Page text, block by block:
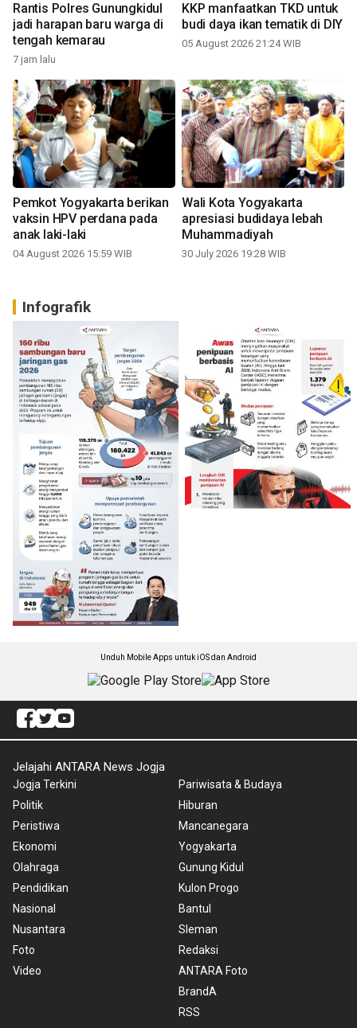
Rantis Polres Gunungkidul
jadi harapan baru warga di
tengah kemarau
7 jam lalu
KKP manfaatkan TKD untuk
budi daya ikan tematik di DIY
05 August 2026 21:24 WIB
Pemkot Yogyakarta berikan
vaksin HPV perdana pada
anak laki-laki
04 August 2026 15:59 WIB
Wali Kota Yogyakarta
apresiasi budidaya lebah
Muhammadiyah
30 July 2026 19:28 WIB
Infografik
Unduh Mobile Apps untuk iOS dan Android
Jelajahi ANTARA News Jogja
Jogja Terkini
Politik
Peristiwa
Ekonomi
Olahraga
Pendidikan
Nasional
Nusantara
Foto
Video
Pariwisata & Budaya
Hiburan
Mancanegara
Yogyakarta
Gunung Kidul
Kulon Progo
Bantul
Sleman
Redaksi
ANTARA Foto
BrandA
RSS